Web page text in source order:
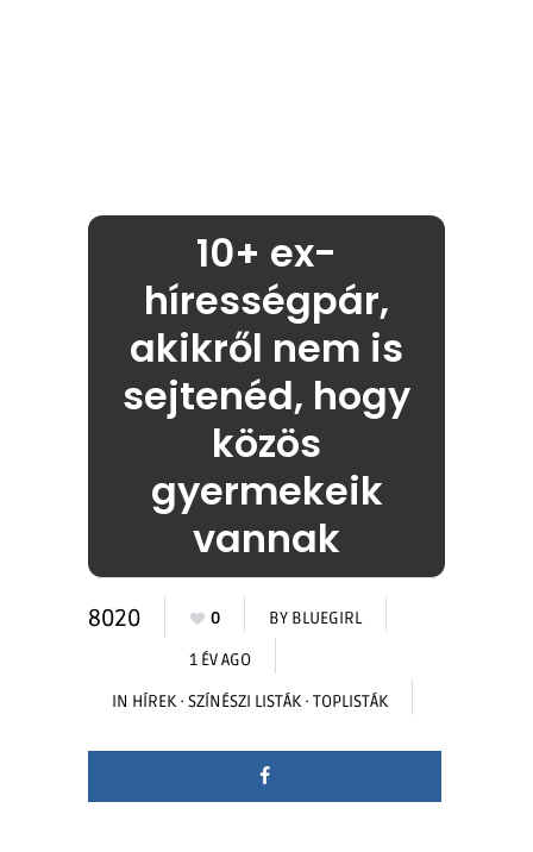
10+ ex-
hírességpár,
akikről nem is
sejtenéd, hogy
közös
gyermekeik
vannak
8020 0 BY BLUEGIRL
1 ÉV AGO
IN HÍREK · SZÍNÉSZI LISTÁK · TOPLISTÁK